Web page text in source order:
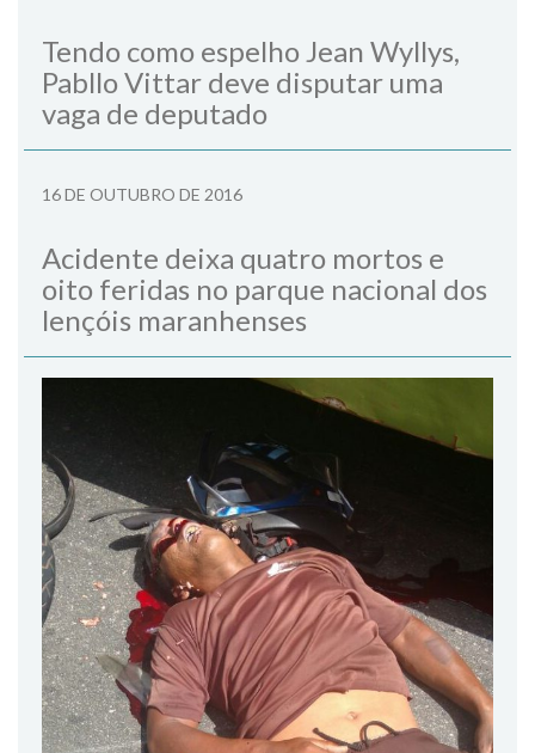
Tendo como espelho Jean Wyllys,
Pabllo Vittar deve disputar uma
vaga de deputado
16 DE OUTUBRO DE 2016
Acidente deixa quatro mortos e
oito feridas no parque nacional dos
lençóis maranhenses